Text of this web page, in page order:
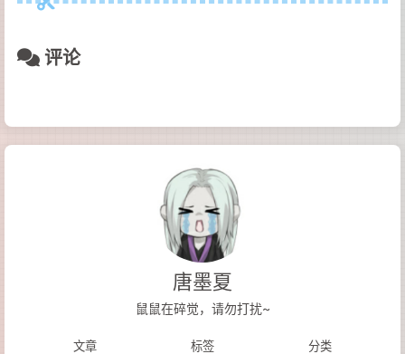
评论
唐墨夏
鼠鼠在碎觉，请勿打扰~
文章 标签 分类